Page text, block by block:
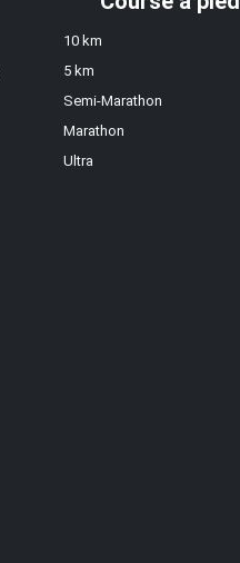
10 km
5 km
Semi-Marathon
Marathon
Ultra